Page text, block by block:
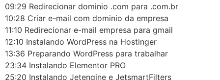
09:29 Redirecionar dominio .com para .com.br
10:28 Criar e-mail com dominio da empresa
11:10 Redirecionar e-mail empresa para gmail
12:10 Instalando WordPress na Hostinger
13:36 Preparando WordPress para trabalhar
23:34 Instalando Elementor PRO
25:20 Instalando Jetengine e JetsmartFilters